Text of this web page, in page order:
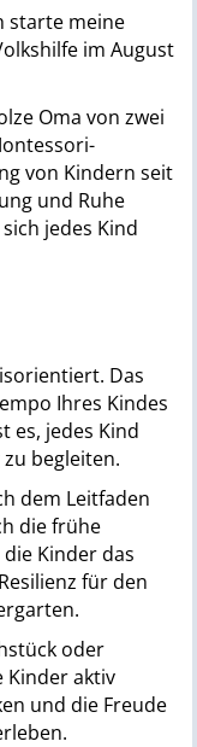
starte meine
im August
Oma von zwei
von Kindern seit
und Ruhe
jedes Kind
Das
Ihres Kindes
es, jedes Kind
begleiten.
dem Leitfaden
die frühe
Kinder das
für den
oder
Kinder aktiv
und die Freude